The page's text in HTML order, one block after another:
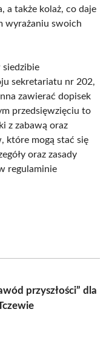
a także kolaż, co daje
wyrażaniu swoich
siedzibie
sekretariatu nr 202,
zawierać dopisek
przedsięwzięciu to
z zabawą oraz
które mogą stać się
oraz zasady
regulaminie
przyszłości” dla